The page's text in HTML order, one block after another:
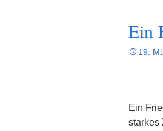
Ein
19.
Ein
starkes